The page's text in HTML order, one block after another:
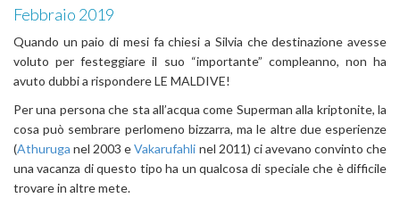
Febbraio 2019
Quando un paio di mesi fa chiesi a Silvia che destinazione avesse
voluto per festeggiare il suo “importante” compleanno, non ha
avuto dubbi a rispondere LE MALDIVE!
Per una persona che sta all’acqua come Superman alla kriptonite, la
cosa può sembrare perlomeno bizzarra, ma le altre due esperienze
(Athuruga nel 2003 eVakarufahli nel 2011) ci avevano convinto che
una vacanza di questo tipo ha un qualcosa di speciale che è difficile
trovare in altre mete.